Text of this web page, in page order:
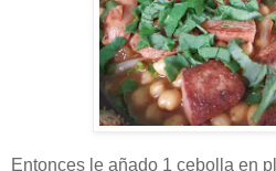
Entonces le añado 1 cebolla en